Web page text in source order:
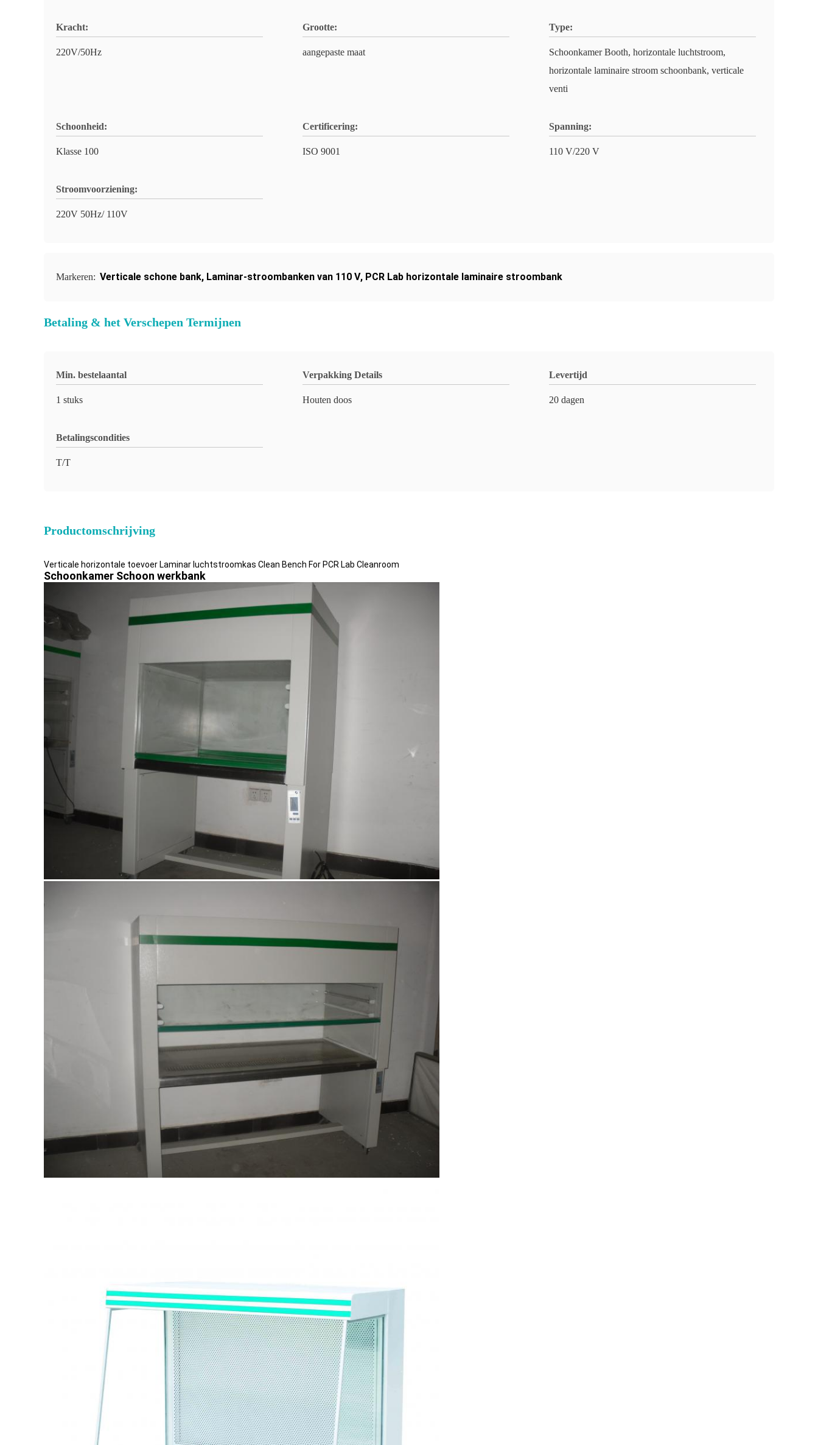
Kracht:
220V/50Hz
Grootte:
aangepaste maat
Type:
Schoonkamer Booth, horizontale luchtstroom,
horizontale laminaire stroom schoonbank, verticale
venti
Schoonheid:
Klasse 100
Certificering:
ISO 9001
Spanning:
110 V/220 V
Stroomvoorziening:
220V 50Hz/ 110V
Markeren: Verticale schone bank, Laminar-stroombanken van 110 V, PCR Lab horizontale laminaire stroombank
Betaling & het Verschepen Termijnen
Min. bestelaantal
1 stuks
Verpakking Details
Houten doos
Levertijd
20 dagen
Betalingscondities
T/T
Productomschrijving
Verticale horizontale toevoer Laminar luchtstroomkas Clean Bench For PCR Lab Cleanroom
Schoonkamer Schoon werkbank